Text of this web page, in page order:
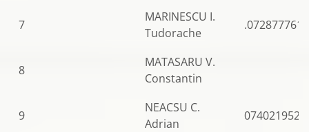
7
MARINESCU I.
Tudorache
.0728777610
8
MATASARU V.
Constantin
9
NEACSU C.
Adrian